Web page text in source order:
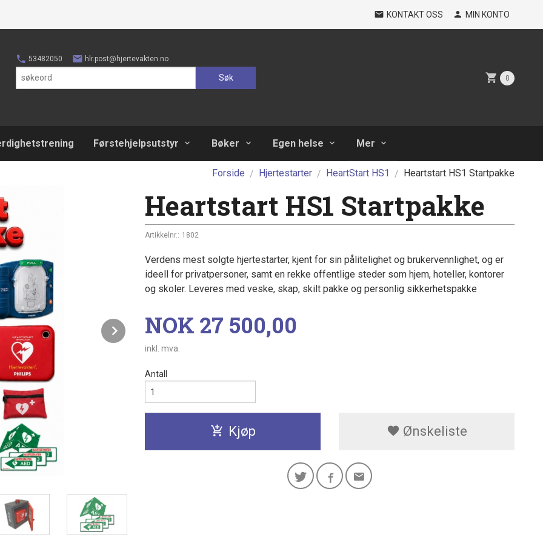
KONTAKT OSS MIN KONTO
53482050 hlr.post@hjertevakten.no
Søk 0
Førstehjelpsutstyr Bøker Egen helse Mer
Forside Hjertestarter HeartStart HS1 Heartstart HS1 Startpakke
Next
Heartstart HS1 Startpakke
Artikkelnr.: 1802
Verdens mest solgte hjertestarter, kjent for sin pålitelighet og brukervennlighet, og er
ideell for privatpersoner, samt en rekke offentlige steder som hjem, hoteller, kontorer
og skoler. Leveres med veske, skap, skilt pakke og personlig sikkerhetspakke
Pris
NOK 27 500,00
inkl. mva.
Antall
Kjøp Ønskeliste